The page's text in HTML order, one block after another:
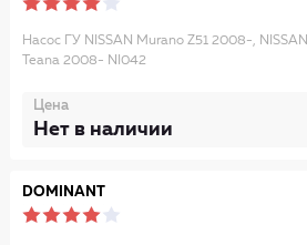
Насос ГУ NISSAN Murano Z51 2008-, NISSAN
Teana 2008- NI042
Цена
Нет в наличии
DOMINANT